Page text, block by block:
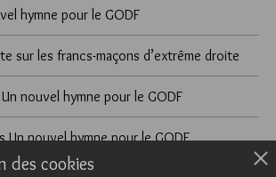
hymne pour le GODF
sur les francs-maçons d’extrême droite
Un nouvel hymne pour le GODF
Un nouvel hymne pour le GODF
des cookies